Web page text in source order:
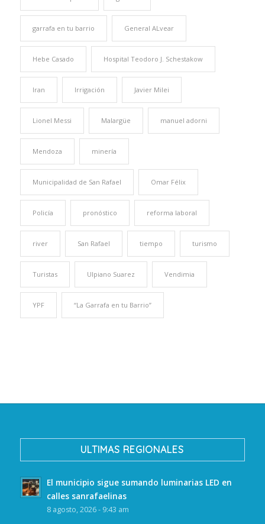
garrafa en tu barrio General ALvear
Hebe Casado Hospital Teodoro J. Schestakow
Iran Irrigación Javier Milei
Lionel Messi Malargüe manuel adorni
Mendoza minería
Municipalidad de San Rafael Omar Félix
Policía pronóstico reforma laboral
river San Rafael tiempo turismo
Turistas Ulpiano Suarez Vendimia
YPF “La Garrafa en tu Barrio”
ULTIMAS REGIONALES
El municipio sigue sumando luminarias LED en
calles sanrafaelinas
8 agosto, 2026 - 9:43 am